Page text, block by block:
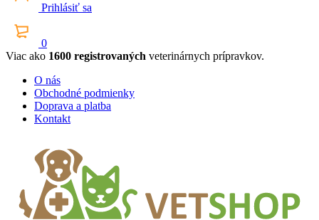
Prihlásiť sa
0
Viac ako 1600 registrovaných veterinárnych prípravkov.
O nás
Obchodné podmienky
Doprava a platba
Kontakt